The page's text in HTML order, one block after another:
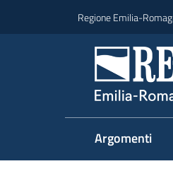
Regione Emilia-
Argomenti